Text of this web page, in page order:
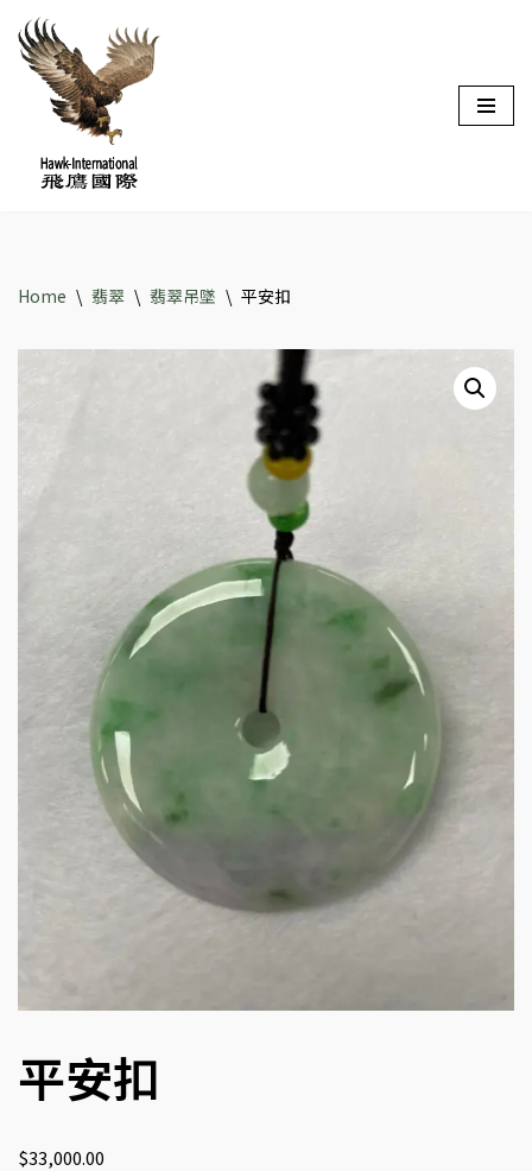
Skip
content
Home \ 翡翠 \ 翡翠吊墜 \ 平安扣
平安扣
$33,000.00